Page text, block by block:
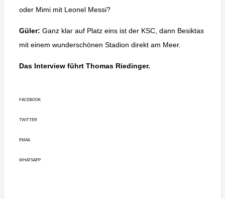
oder Mimi mit Leonel Messi?
Güler: Ganz klar auf Platz eins ist der KSC, dann Besiktas
mit einem wunderschönen Stadion direkt am Meer.
Das Interview führt Thomas Riedinger.
FACEBOOK
TWITTER
EMAIL
WHATSAPP